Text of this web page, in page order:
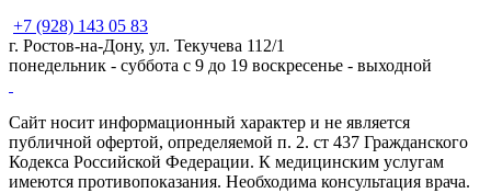
+7 (928) 143 05 83
г. Ростов-на-Дону, ул. Текучева 112/1
понедельник - суббота с 9 до 19 воскресенье - выходной
Сайт носит информационный характер и не является
публичной офертой, определяемой п. 2. ст 437 Гражданского
Кодекса Российской Федерации. К медицинским услугам
имеются противопоказания. Необходима консультация врача.